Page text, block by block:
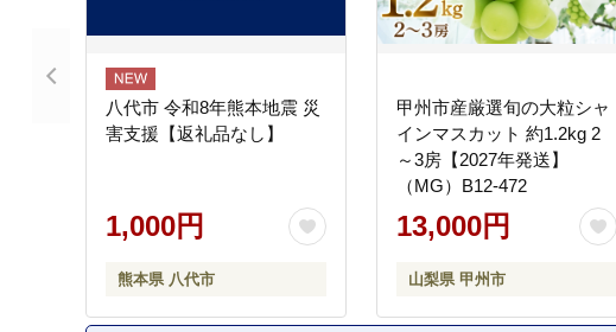
八代市 令和8年熊本地震 災
害支援【返礼品なし】
1,000円
熊本県 八代市
甲州市産厳選旬の大粒シャ
インマスカット 約1.2kg 2
～3房【2027年発送】
（MG）B12-472
13,000円
山梨県 甲州市